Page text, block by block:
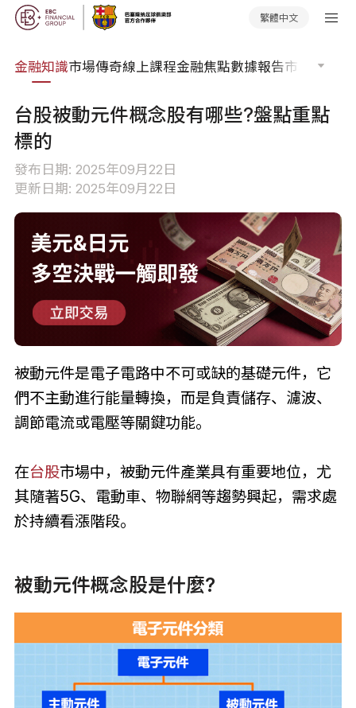
繁體中文
金融知識市場傳奇線上課程金融焦點數據報告市場分析
台股被動元件概念股有哪些?盤點重點
標的
發布日期: 2025年09月22日
更新日期: 2025年09月22日
被動元件是電子電路中不可或缺的基礎元件，它
們不主動進行能量轉換，而是負責儲存、濾波、
調節電流或電壓等關鍵功能。
在台股市場中，被動元件產業具有重要地位，尤
其隨著5G、電動車、物聯網等趨勢興起，需求處
於持續看漲階段。
被動元件概念股是什麼?